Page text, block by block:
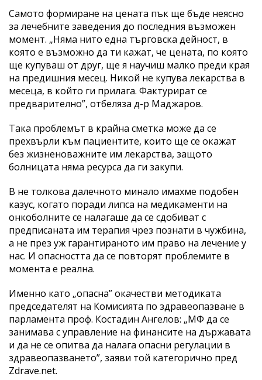
Самото формиране на цената пък ще бъде неясно
за лечебните заведения до последния възможен
момент. „Няма нито една търговска дейност, в
която е възможно да ти кажат, че цената, по която
ще купуваш от друг, ще я научиш малко преди края
на предишния месец. Никой не купува лекарства в
месеца, в който ги прилага. Фактурират се
предварително”, отбеляза д-р Маджаров.
Така проблемът в крайна сметка може да се
прехвърли към пациентите, които ще се окажат
без жизненоважните им лекарства, защото
болницата няма ресурса да ги закупи.
В не толкова далечното минало имахме подобен
казус, когато поради липса на медикаменти на
онкоболните се налагаше да се сдобиват с
предписаната им терапия чрез познати в чужбина,
а не през уж гарантираното им право на лечение у
нас. И опасността да се повторят проблемите в
момента е реална.
Именно като „опасна” окачестви методиката
председателят на Комисията по здравеопазване в
парламента проф. Костадин Ангелов: „МФ да се
занимава с управление на финансите на държавата
и да не се опитва да налага опасни регулации в
здравеопазването”, заяви той категорично пред
Zdrave.net.